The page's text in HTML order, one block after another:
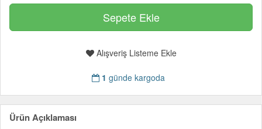
Alışveriş Listeme Ekle
1 günde kargoda
Ürün Açıklaması